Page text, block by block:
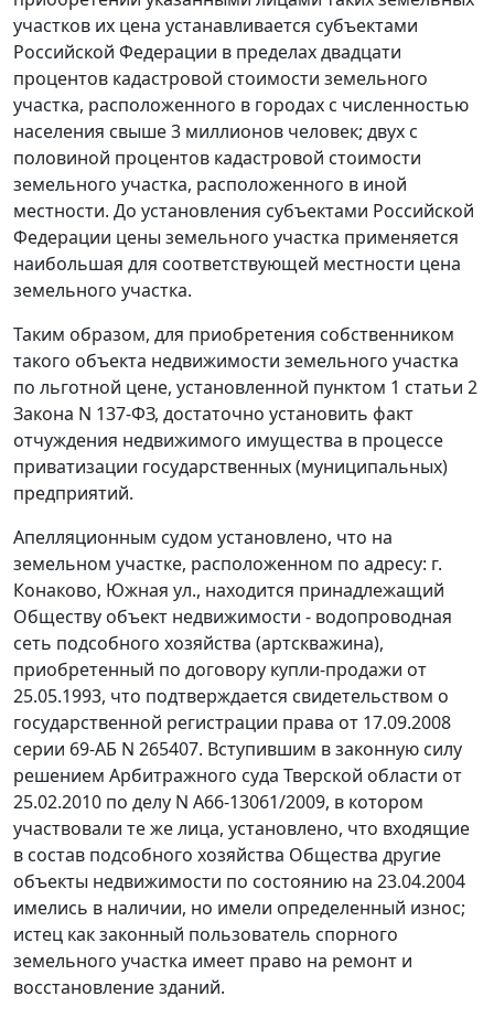
участков их цена устанавливается субъектами
Российской Федерации в пределах двадцати
процентов кадастровой стоимости земельного
участка, расположенного в городах с численностью
населения свыше 3 миллионов человек; двух с
половиной процентов кадастровой стоимости
земельного участка, расположенного в иной
местности. До установления субъектами Российской
Федерации цены земельного участка применяется
наибольшая для соответствующей местности цена
земельного участка.
Таким образом, для приобретения собственником
такого объекта недвижимости земельного участка
по льготной цене, установленной пунктом 1 статьи 2
Закона N 137-ФЗ, достаточно установить факт
отчуждения недвижимого имущества в процессе
приватизации государственных (муниципальных)
предприятий.
Апелляционным судом установлено, что на
земельном участке, расположенном по адресу: г.
Конаково, Южная ул., находится принадлежащий
Обществу объект недвижимости - водопроводная
сеть подсобного хозяйства (артскважина),
приобретенный по договору купли-продажи от
25.05.1993, что подтверждается свидетельством о
государственной регистрации права от 17.09.2008
серии 69-АБ N 265407. Вступившим в законную силу
решением Арбитражного суда Тверской области от
25.02.2010 по делу N А66-13061/2009, в котором
участвовали те же лица, установлено, что входящие
в состав подсобного хозяйства Общества другие
объекты недвижимости по состоянию на 23.04.2004
имелись в наличии, но имели определенный износ;
истец как законный пользователь спорного
земельного участка имеет право на ремонт и
восстановление зданий.